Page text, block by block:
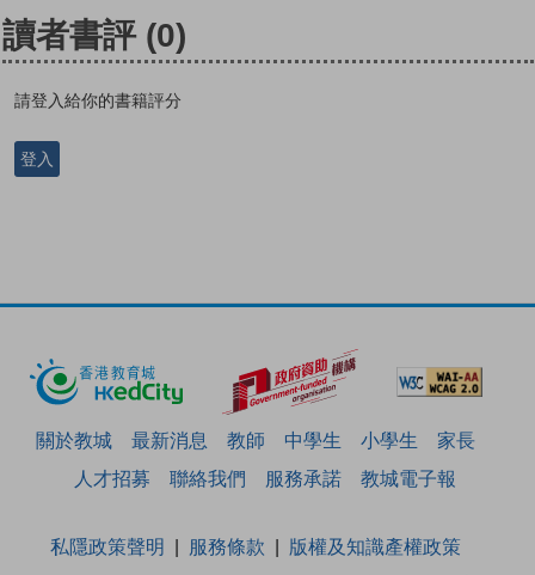
讀者書評 (0)
請登入給你的書籍評分
登入
關於教城 最新消息 教師 中學生 小學生
家長
人才招募
聯絡我們 服務承諾 教城電子報
私隱政策聲明 服務條款
版權及知識產權政策